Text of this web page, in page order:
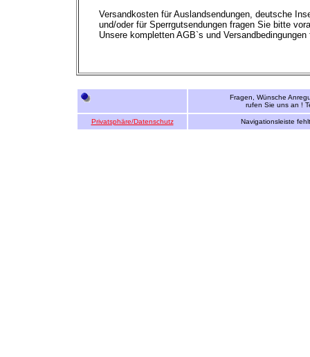
Versandkosten für Auslandsendungen, deutsche
und/oder für Sperrgutsendungen fragen Sie bitte
Unsere kompletten AGB`s und
Fragen, Wünsche
rufen Sie uns an !
Privatsphäre/Datenschutz Navigationsleiste